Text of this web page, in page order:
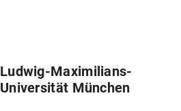
Ludwig-Maximilians-
Universität München